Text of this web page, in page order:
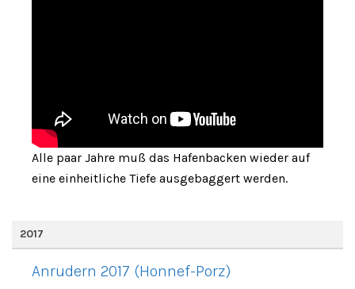
Alle paar Jahre muß das Hafenbacken wieder auf
eine einheitliche Tiefe ausgebaggert werden.
2017
Anrudern 2017 (Honnef-Porz)